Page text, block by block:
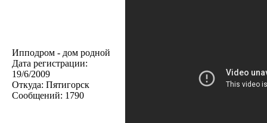
Ипподром - дом родной
Дата регистрации:
19/6/2009
Откуда: Пятигорск
Сообщений: 1790